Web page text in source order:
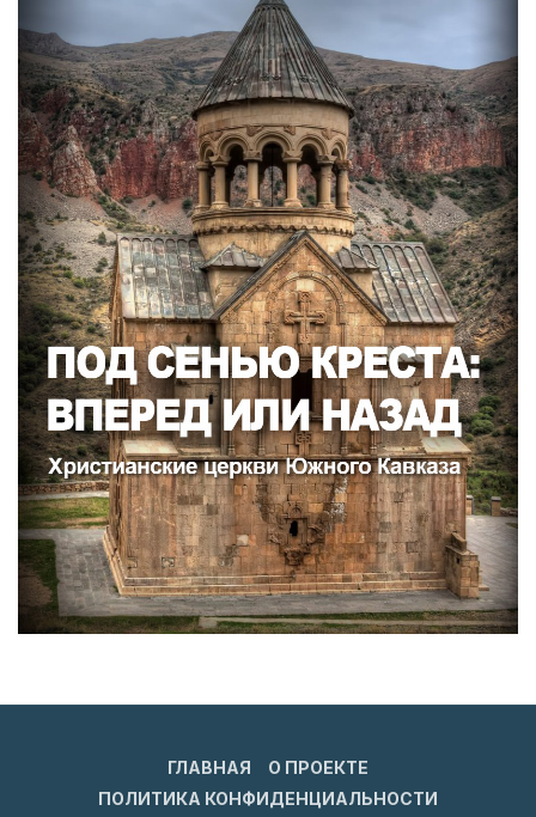
ГЛАВНАЯ
О ПРОЕКТЕ
ПОЛИТИКА КОНФИДЕНЦИАЛЬНОСТИ